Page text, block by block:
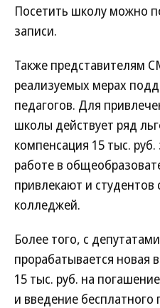
Посетить школу можно
записи.
Также представителям
реализуемых мерах
педагогов. Для
школы действует ряд
компенсация 15 тыс.
работе в
привлекают и студентов
колледжей.
Более того, с
прорабатывается новая
15 тыс. руб. на
и введение